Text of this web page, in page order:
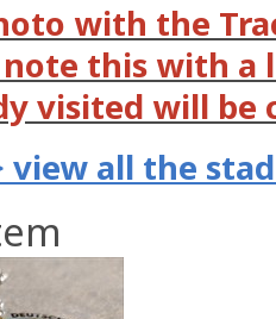
with the
this with a
visited will be
view all the